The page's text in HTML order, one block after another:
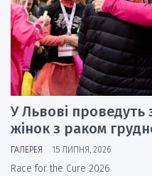
У Львові проведуть
жінок з раком
ГАЛЕРЕЯ 15 ЛИПНЯ, 2026
Race for the Cure 2026